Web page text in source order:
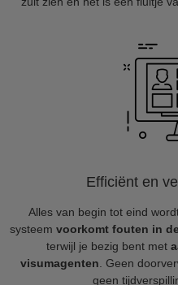
Efficiënt en
Alles van begin tot eind
systeem voorkomt fouten in
terwijl je bezig bent met
visumagenten . Geen
geen